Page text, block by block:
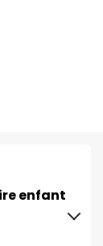
enfant